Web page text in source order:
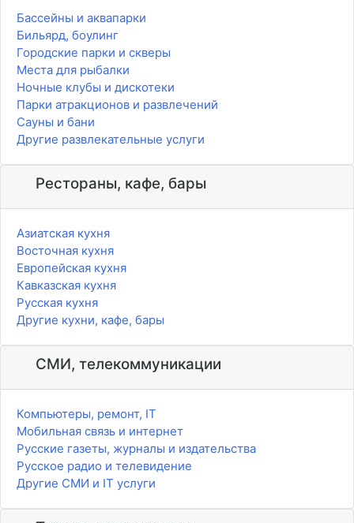
Бассейны и аквапарки
Бильярд, боулинг
Городские парки и скверы
Места для рыбалки
Ночные клубы и дискотеки
Парки атракционов и развлечений
Сауны и бани
Другие развлекательные услуги
Рестораны, кафе, бары
Азиатская кухня
Восточная кухня
Европейская кухня
Кавказская кухня
Русская кухня
Другие кухни, кафе, бары
СМИ, телекоммуникации
Компьютеры, ремонт, IT
Мобильная связь и интернет
Русские газеты, журналы и издательства
Русское радио и телевидение
Другие СМИ и IT услуги